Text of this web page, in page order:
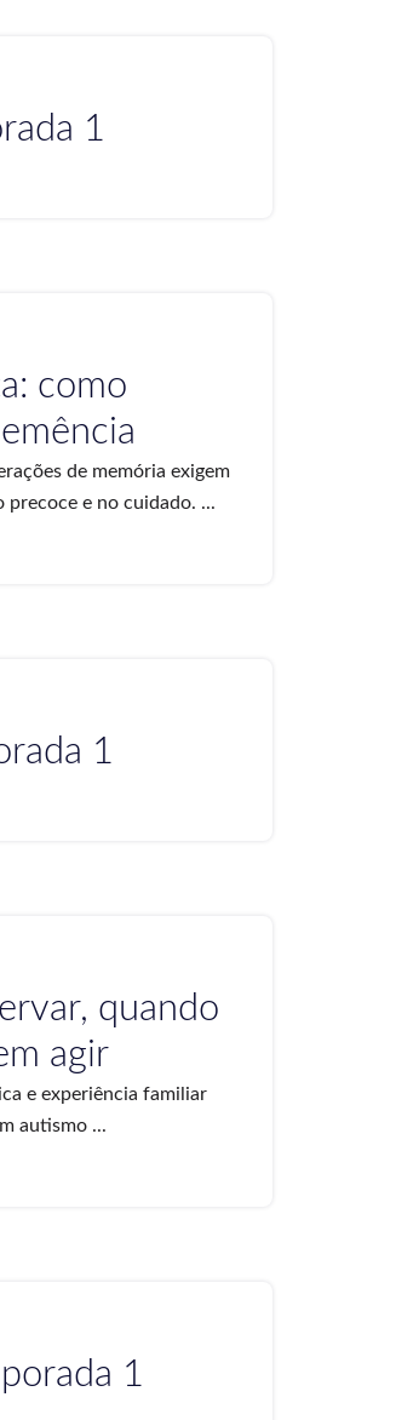
1
como
de memória exigem
e no cuidado. ...
1
quando
agir
e experiência familiar
autismo ...
1